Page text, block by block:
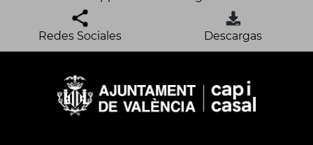
Redes Sociales Descargas